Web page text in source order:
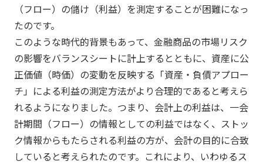
（フロー）の儲け（利益）を測定することが困難になっ
たのです。
このような時代的背景もあって、金融商品の市場リスク
の影響をバランスシートに計上するとともに、資産に公
正価値（時価）の変動を反映する「資産・負債アプロー
チ」による利益の測定方法がより合理的であると考えら
れるようになりました。つまり、会計上の利益は、一会
計期間（フロー）の情報としての利益ではなく、ストッ
ク情報からもたらされる利益の方が、会計の目的に合致
していると考えられたのです。これにより、いわゆるス